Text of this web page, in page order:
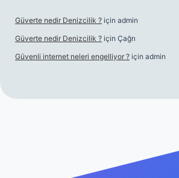
Güverte nedir Denizcilik ? için admin
Güverte nedir Denizcilik ? için Çağrı
Güvenli internet neleri engelliyor ? için admin